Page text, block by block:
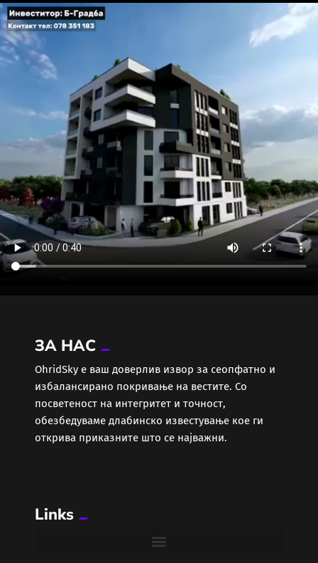
ЗА НАС
ОhridSky е ваш доверлив извор за сеопфатно и
избалансирано покривање на вестите. Со
посветеност на интегритет и точност,
обезбедуваме длабинско известување кое ги
открива приказните што се најважни.
Links